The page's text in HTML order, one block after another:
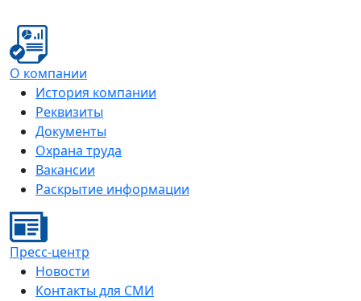
О компании
История компании
Реквизиты
Документы
Охрана труда
Вакансии
Раскрытие информации
Пресс-центр
Новости
Контакты для СМИ